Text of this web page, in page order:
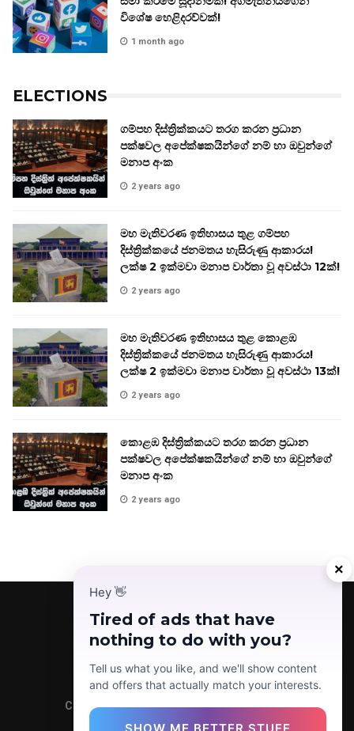
×
Hey 👋
Tired of ads that have
nothing to do with you?
Tell us what you like, and we'll show content
and offers that actually match your interests.
විශේෂ හෙළිදරව්වක්!
1 month ago
ELECTIONS
ගම්පහ දිස්ත්‍රික්කයට තරග කරන ප්‍රධාන
පක්ෂවල අපේක්ෂකයින්ගේ නම් හා ඔවුන්ගේ
මනාප අංක
2 years ago
මහ මැතිවරණ ඉතිහාසය තුළ ගම්පහ
දිස්ත්‍රික්කයේ ජනමතය හැසිරුණු ආකාරය!
ලක්ෂ 2 ඉක්මවා මනාප වාර්තා වූ අවස්ථා 12ක්!
2 years ago
මහ මැතිවරණ ඉතිහාසය තුළ කොළඹ
දිස්ත්‍රික්කයේ ජනමතය හැසිරුණු ආකාරය!
ලක්ෂ 2 ඉක්මවා මනාප වාර්තා වූ අවස්ථා 13ක්!
2 years ago
කොළඹ දිස්ත්‍රික්කයට තරග කරන ප්‍රධාන
පක්ෂවල අපේක්ෂකයින්ගේ නම් හා ඔවුන්ගේ
මනාප අංක
2 years ago
Facebook
Telegram
Instagram
YouTube
Copyright © 2022 Today News LK (Pvt) Ltd.